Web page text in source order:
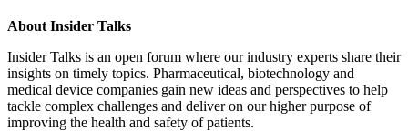
About Insider Talks
Insider Talks is an open forum where our industry experts share their
insights on timely topics. Pharmaceutical, biotechnology and
medical device companies gain new ideas and perspectives to help
tackle complex challenges and deliver on our higher purpose of
improving the health and safety of patients.